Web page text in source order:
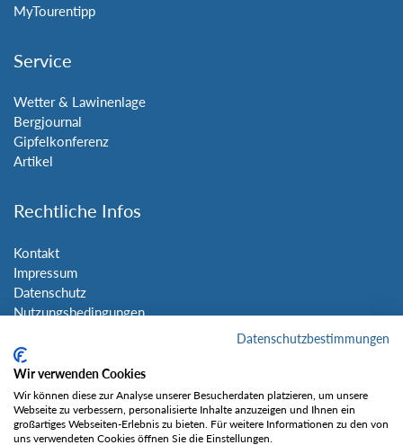
MyTourentipp
Service
Wetter & Lawinenlage
Bergjournal
Gipfelkonferenz
Artikel
Rechtliche Infos
Kontakt
Impressum
Datenschutz
Nutzungsbedingungen
Social Media
Datenschutzbestimmungen
Wir verwenden Cookies
Wir können diese zur Analyse unserer Besucherdaten platzieren, um unsere
Webseite zu verbessern, personalisierte Inhalte anzuzeigen und Ihnen ein
großartiges Webseiten-Erlebnis zu bieten. Für weitere Informationen zu den von
uns verwendeten Cookies öffnen Sie die Einstellungen.